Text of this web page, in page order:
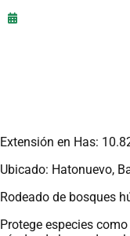
Extensión en Has:
Ubicado: Hatonuevo,
Rodeado de bosques
Protege especies